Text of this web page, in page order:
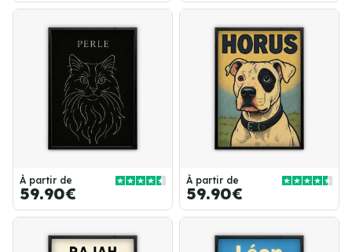
À partir de
59.90€
À partir de
59.90€